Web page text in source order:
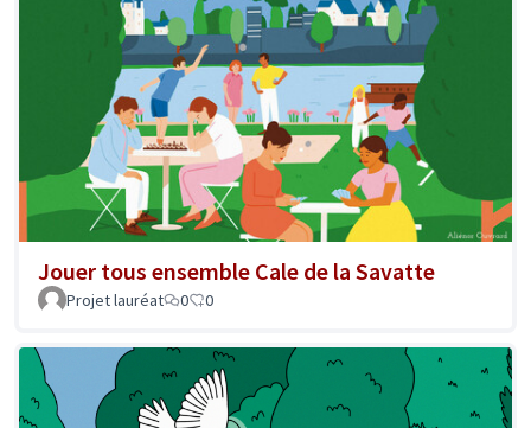
Jouer tous ensemble Cale de la Savatte
Projet lauréat 0 0